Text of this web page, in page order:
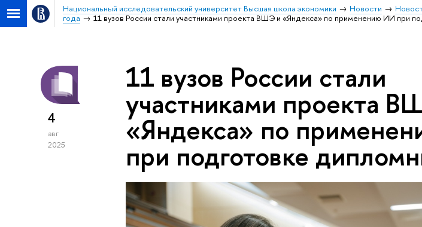
Национальный исследовательский университет Высшая школа экономики Новости
года
11 вузов России стали участниками проекта ВШЭ и «Яндекса» по применению ИИ при
4
авг
2025
11 вузов России стали
участниками проекта
«Яндекса» по
при подготовке